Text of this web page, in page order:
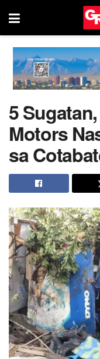
5
Motors
sa